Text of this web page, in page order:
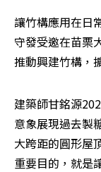
讓竹構應用在日
守發受邀在苗栗
推動興建竹構，
建築師甘銘源
意象展現過去製
大跨距的圓形屋
重要目的，就是